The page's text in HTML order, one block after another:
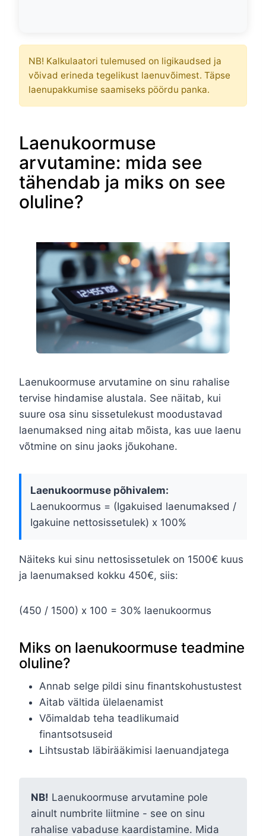
NB! Kalkulaatori tulemused on ligikaudsed ja
võivad erineda tegelikust laenuvõimest. Täpse
laenupakkumise saamiseks pöördu panka.
Laenukoormuse
arvutamine: mida see
tähendab ja miks on see
oluline?
Laenukoormuse arvutamine on sinu rahalise
tervise hindamise alustala. See näitab, kui
suure osa sinu sissetulekust moodustavad
laenumaksed ning aitab mõista, kas uue laenu
võtmine on sinu jaoks jõukohane.
Laenukoormuse põhivalem:
Laenukoormus = (Igakuised laenumaksed /
Igakuine nettosissetulek) x 100%
Näiteks kui sinu nettosissetulek on 1500€ kuus
ja laenumaksed kokku 450€, siis:
(450 / 1500) x 100 = 30% laenukoormus
Miks on laenukoormuse teadmine
oluline?
Annab selge pildi sinu finantskohustustest
Aitab vältida ülelaenamist
Võimaldab teha teadlikumaid
finantsotsuseid
Lihtsustab läbirääkimisi laenuandjatega
NB! Laenukoormuse arvutamine pole
ainult numbrite liitmine - see on sinu
rahalise vabaduse kaardistamine. Mida